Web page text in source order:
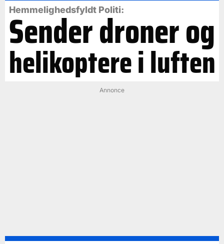
Hemmelighedsfyldt Politi:
Sender droner og
helikoptere i luften
Annonce